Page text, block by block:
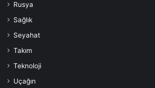
Rusya
Sağlık
Seyahat
Takım
Teknoloji
Uçağın